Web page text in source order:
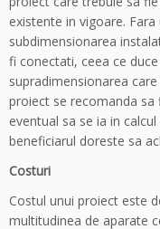
existente in vigoare.
subdimensionarea
fi conectati, ceea ce
supradimensionarea
proiect se recomanda
eventual sa se ia in
beneficiarul doreste sa
Costuri
Costul unui proiect este
multitudinea de aparate